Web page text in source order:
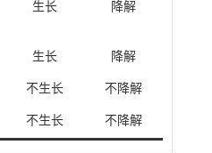
生长 降解
生长 降解
不生长 不降解
不生长 不降解